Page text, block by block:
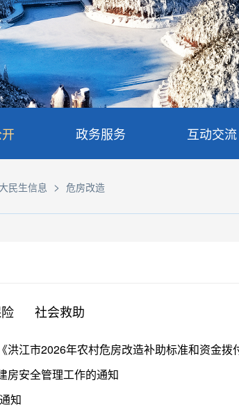
政务服务 互动交流
民生信息 > 危房改造
社会救助
房安全管理工作的通知
知